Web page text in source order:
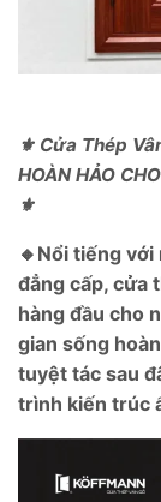
⚜️ Cửa Thép
HOÀN HẢO
⚜️
🔸Nổi tiếng
đẳng cấp, cửa
hàng đầu cho
gian sống
tuyệt tác sau
trình kiến trúc